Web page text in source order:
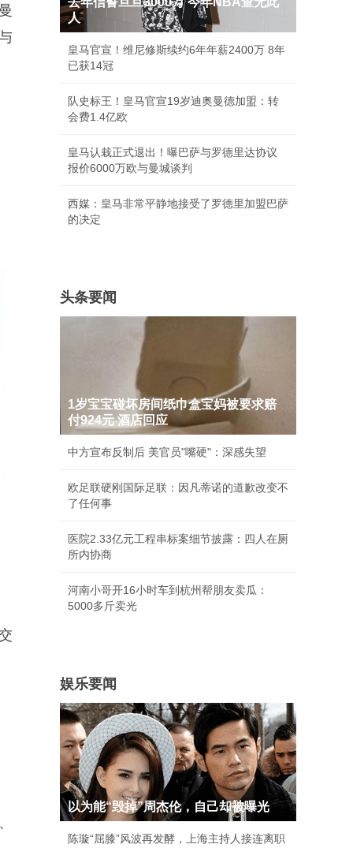
人
皇马官宣！维尼修斯续约6年年薪2400万 8年
已获14冠
队史标王！皇马官宣19岁迪奥曼德加盟：转
会费1.4亿欧
皇马认栽正式退出！曝巴萨与罗德里达协议
报价6000万欧与曼城谈判
西媒：皇马非常平静地接受了罗德里加盟巴萨
的决定
头条要闻
1岁宝宝碰坏房间纸巾盒宝妈被要求赔
付924元 酒店回应
中方宣布反制后 美官员"嘴硬"：深感失望
欧足联硬刚国际足联：因凡蒂诺的道歉改变不
了任何事
医院2.33亿元工程串标案细节披露：四人在厕
所内协商
河南小哥开16小时车到杭州帮朋友卖瓜：
5000多斤卖光
娱乐要闻
以为能“毁掉”周杰伦，自己却被曝光
陈璇“屈膝”风波再发酵，上海主持人接连离职